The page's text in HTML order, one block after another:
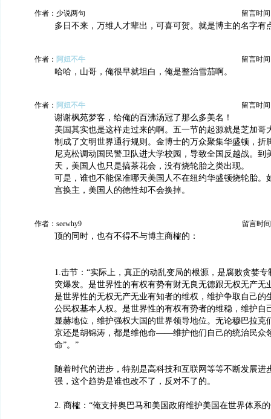
作者：少说两句 留言时间
多日不来，万维人才辈出，可喜可贺。就是博主的名字有
作者： 阿妞不牛 留言时间
哈哈，山哥，俺很早就坦白，俺是整治雪茄啊。
作者： 阿妞不牛 留言时间
谢谢枫苑梦客，给俺的百沸汤冠了那么多美名！
美国其实也是这样走过来的啊。五一节的起源就是芝加哥
制成了文明世界通行规则。金博士的万众聚集华盛顿，折
尼克松调动国民警卫队进大学校园，导致全国反越战。到
天，美国人也只是搞茶花会，没有烧轮胎之类出现。
可是，谁也不能保准哪天美国人不在纽约华盛顿烧轮胎。
宫换主，美国人的德性却不会换掉。
作者：seewhy9 留言时
顶的同时，也有不得不与博主商榷的：
1.击节：“实际上，真正的动乱变局的根源，是腐败贪婪
突爆发。是世界性的有权有势有财无良无德跟无权无产无
是世界性的无权无产无业有知者的维权，维护争取自己的
公民权基本人权。是世界性的有权有势者的维稳，维护自
显赫地位，维护强权大国的世界领导地位。无论穆巴拉克
京还是胡锦涛，都是维他命——维护他们自己的统治民众
命”。”
随着时代的进步，特别是高科技和互联网等等不断发展进
强，这个趋势是谁也改不了，反对不了的。
2. 商榷：“俺支持奥巴马和美国政府维护美国在世界体系